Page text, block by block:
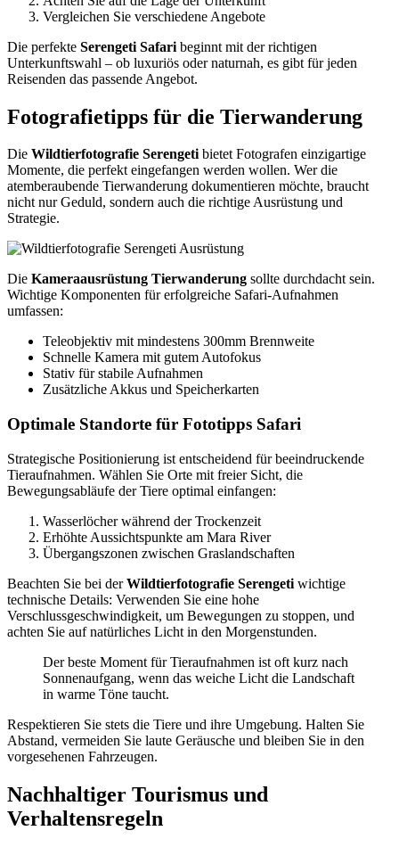
Vergleichen Sie verschiedene Angebote
Die perfekte Serengeti Safari beginnt mit der richtigen
Unterkunftswahl – ob luxuriös oder naturnah, es gibt für jeden
Reisenden das passende Angebot.
Fotografietipps für die Tierwanderung
Die Wildtierfotografie Serengetibietet Fotografen einzigartige
Momente, die perfekt eingefangen werden wollen. Wer die
atemberaubende Tierwanderung dokumentieren möchte, braucht
nicht nur Geduld, sondern auch die richtige Ausrüstung und
Strategie.
Die Kameraausrüstung Tierwanderung sollte durchdacht sein.
Wichtige Komponenten für erfolgreiche Safari-Aufnahmen
umfassen:
Teleobjektiv mit mindestens 300mm Brennweite
Schnelle Kamera mit gutem Autofokus
Stativ für stabile Aufnahmen
Zusätzliche Akkus und Speicherkarten
Optimale Standorte für Fototipps Safari
Strategische Positionierung ist entscheidend für beeindruckende
Tieraufnahmen. Wählen Sie Orte mit freier Sicht, die
Bewegungsabläufe der Tiere optimal einfangen:
Wasserlöcher während der Trockenzeit
Erhöhte Aussichtspunkte am Mara River
Übergangszonen zwischen Graslandschaften
Beachten Sie bei derWildtierfotografie Serengeti wichtige
technische Details: Verwenden Sie eine hohe
Verschlussgeschwindigkeit, um Bewegungen zu stoppen, und
achten Sie auf natürliches Licht in den Morgenstunden.
Der beste Moment für Tieraufnahmen ist oft kurz nach
Sonnenaufgang, wenn das weiche Licht die Landschaft
in warme Töne taucht.
Respektieren Sie stets die Tiere und ihre Umgebung. Halten Sie
Abstand, vermeiden Sie laute Geräusche und bleiben Sie in den
vorgesehenen Fahrzeugen.
Nachhaltiger Tourismus und
Verhaltensregeln